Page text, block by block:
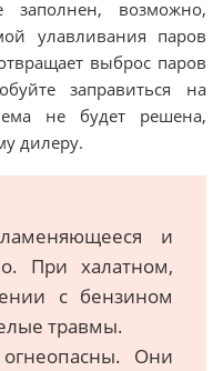
заполнен, возможно,
улавливания паров
выброс паров
заправиться на
не будет решена,
дилеру.
и
При халатном,
с бензином
травмы.
Они